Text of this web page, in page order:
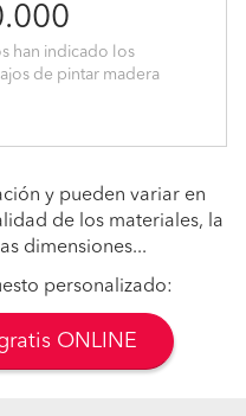
han indicado los
de pintar madera
y pueden variar en
de los materiales, la
dimensiones...
personalizado:
ONLINE